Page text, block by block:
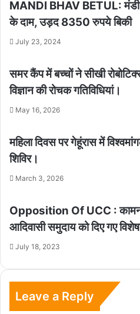
MANDI BHAV BETUL:
के दाम, उड़द 8350 रुपये बिकी
July 23, 2024
समर कैंप में बच्चों ने सीखी
विज्ञान की रोचक गतिविधियां।
May 16, 2026
महिला दिवस पर गेहूंरास में
शिविर।
March 3, 2026
Opposition Of UCC : कामन
आदिवासी समुदाय को दिए गए
July 18, 2023
Leave a Reply